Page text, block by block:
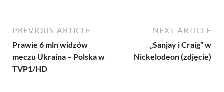
PREVIOUS ARTICLE
Prawie 6 mln widzów
meczu Ukraina – Polska w
TVP1/HD
NEXT ARTICLE
„Sanjay i Craig” w
Nickelodeon (zdjęcie)